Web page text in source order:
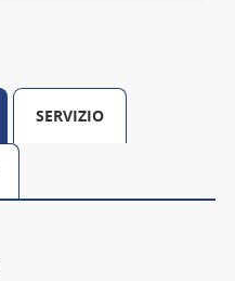
SERVIZIO